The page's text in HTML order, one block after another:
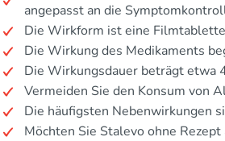
angepasst an die
Die Wirkform ist eine
Die Wirkung des Medikaments
Die Wirkungsdauer beträgt etwa
Vermeiden Sie den Konsum von
Die häufigsten Nebenwirkungen
Möchten Sie Stalevo ohne